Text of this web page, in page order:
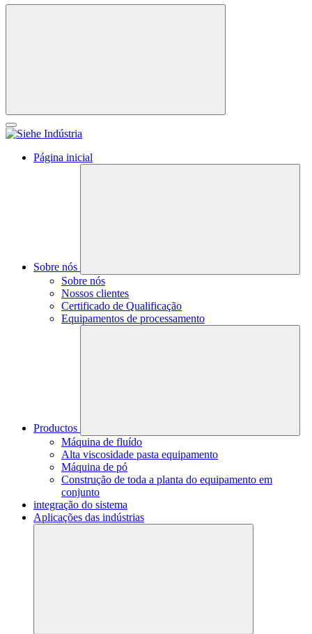
Página inicial
Sobre nós
Sobre nós
Nossos clientes
Certificado de Qualificação
Equipamentos de processamento
Productos
Máquina de fluído
Alta viscosidade pasta equipamento
Máquina de pó
Construção de toda a planta do equipamento em
conjunto
integração do sistema
Aplicações das indústrias